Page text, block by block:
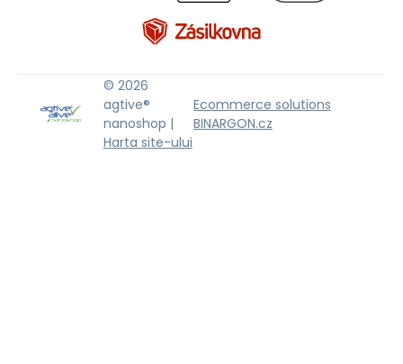
© 2026
agtive®
nanoshop |
Harta site-ului
Ecommerce solutions
BINARGON.cz